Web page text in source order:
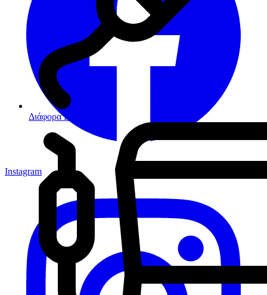
Διάφορα Βοηθήματα
Instagram